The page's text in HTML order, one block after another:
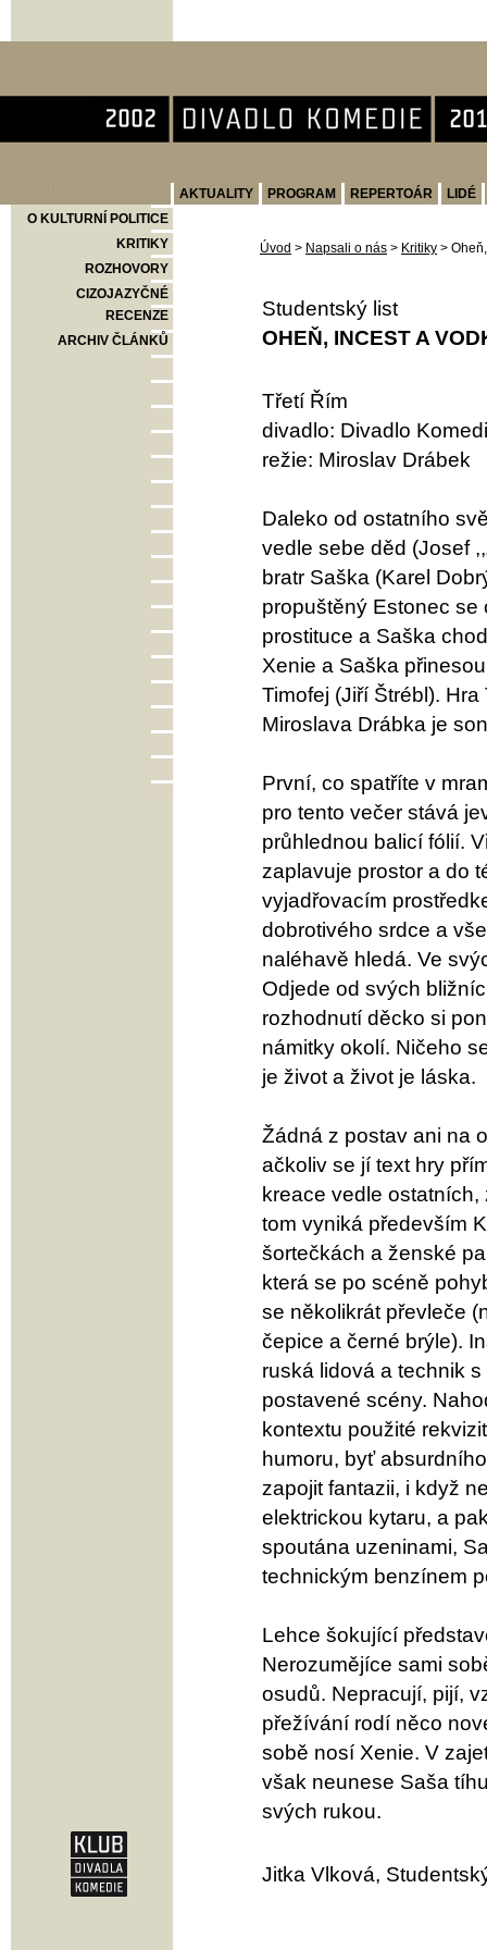
AKTUALITY PROGRAM REPERTOÁR
LIDÉ
O KULTURNÍ POLITICE
KRITIKY
ROZHOVORY
CIZOJAZYČNÉ
RECENZE
ARCHIV ČLÁNKŮ
Úvod > Napsali o nás > Kritiky >
Studentský list
OHEŇ, INCEST A
Třetí Řím
divadlo: Divadlo
režie: Miroslav Drábek
Daleko od ostatního
vedle sebe děd (Josef
bratr Saška (Karel
propuštěný Estonec
prostituce a Saška
Xenie a Saška
Timofej (Jiří Štrébl).
Miroslava Drábka je
První, co spatříte v
pro tento večer stává
průhlednou balicí fólií.
zaplavuje prostor a do
vyjadřovacím
dobrotivého srdce a
naléhavě hledá. Ve
Odjede od svých
rozhodnutí děcko si
námitky okolí. Ničeho
je život a život je láska.
Žádná z postav ani na
ačkoliv se jí text hry
kreace vedle
tom vyniká především
šortečkách a ženské
která se po scéně
se několikrát převleče
čepice a černé brýle).
ruská lidová a technik
postavené scény.
kontextu použité
humoru, byť
zapojit fantazii, i když
elektrickou kytaru, a
spoutána uzeninami,
technickým benzínem
Lehce šokující
Nerozumějíce sami
osudů. Nepracují, pijí,
přežívání rodí něco
sobě nosí Xenie. V
však neunese Saša
svých rukou.
Jitka Vlková,